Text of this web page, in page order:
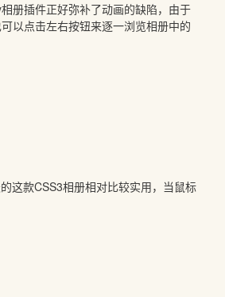
册插件正好弥补了动画的缺陷，由于
以点击左右按钮来逐一浏览相册中的
这款CSS3相册相对比较实用，当鼠标